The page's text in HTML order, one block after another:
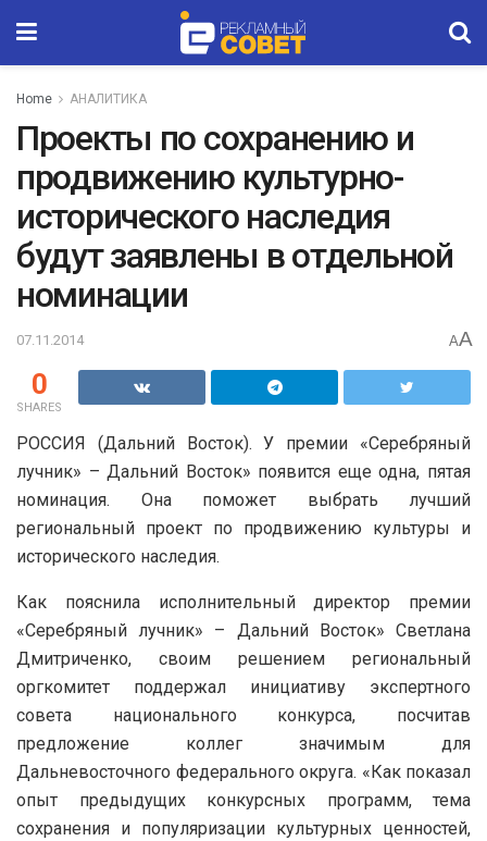
Home АНАЛИТИКА
Проекты по сохранению и
продвижению культурно-
исторического наследия
будут заявлены в отдельной
номинации
07.11.2014 AA
0
SHARES
РОССИЯ (Дальний Восток). У премии «Серебряный
лучник» – Дальний Восток» появится еще одна, пятая
номинация. Она поможет выбрать лучший
региональный проект по продвижению культуры и
исторического наследия.
Как пояснила исполнительный директор премии
«Серебряный лучник» – Дальний Восток» Светлана
Дмитриченко, своим решением региональный
оргкомитет поддержал инициативу экспертного
совета национального конкурса, посчитав
предложение коллег значимым для
Дальневосточного федерального округа. «Как показал
опыт предыдущих конкурсных программ, тема
сохранения и популяризации культурных ценностей,